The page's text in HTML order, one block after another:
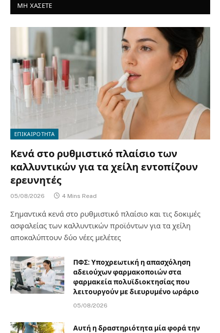
ΜΗ ΧΑΣΕΤΕ
ΕΠΙΚΑΙΡΟΤΗΤΑ
Κενά στο ρυθμιστικό πλαίσιο των
καλλυντικών για τα χείλη εντοπίζουν
ερευνητές
05/08/2026 4 Mins Read
Σημαντικά κενά στο ρυθμιστικό πλαίσιο και τις δοκιμές
ασφαλείας των καλλυντικών προϊόντων για τα χείλη
αποκαλύπτουν δύο νέες μελέτες
ΠΦΣ: Υποχρεωτική η απασχόληση
αδειούχων φαρμακοποιών στα
φαρμακεία πολυϊδιοκτησίας που
λειτουργούν με διευρυμένο ωράριο
05/08/2026
Αυτή η δραστηριότητα μία φορά την